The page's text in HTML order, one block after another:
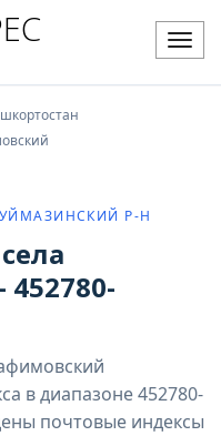
Р-Н
в диапазоне 452780-
почтовые индексы